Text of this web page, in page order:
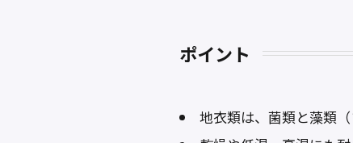
ポイント
地衣類は、菌類と藻類